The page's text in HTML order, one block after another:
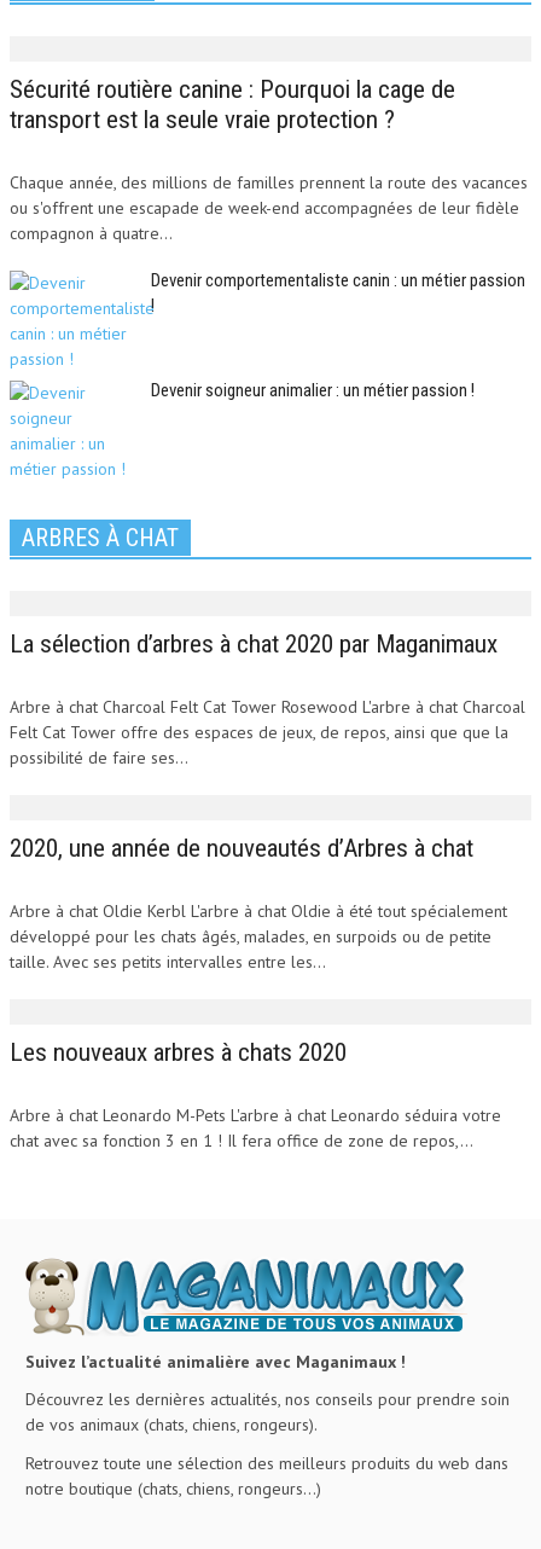
Sécurité routière canine : Pourquoi la cage de
transport est la seule vraie protection ?
Chaque année, des millions de familles prennent la route des vacances
ou s'offrent une escapade de week-end accompagnées de leur fidèle
compagnon à quatre...
Devenir comportementaliste canin : un métier passion
!
Devenir soigneur animalier : un métier passion !
ARBRES À CHAT
La sélection d’arbres à chat 2020 par Maganimaux
Arbre à chat Charcoal Felt Cat Tower Rosewood L'arbre à chat Charcoal
Felt Cat Tower offre des espaces de jeux, de repos, ainsi que que la
possibilité de faire ses...
2020, une année de nouveautés d’Arbres à chat
Arbre à chat Oldie Kerbl L'arbre à chat Oldie à été tout spécialement
développé pour les chats âgés, malades, en surpoids ou de petite
taille. Avec ses petits intervalles entre les...
Les nouveaux arbres à chats 2020
Arbre à chat Leonardo M-Pets L'arbre à chat Leonardo séduira votre
chat avec sa fonction 3 en 1 ! Il fera office de zone de repos,...
Suivez l’actualité animalière avec Maganimaux !
Découvrez les dernières actualités, nos conseils pour prendre soin
de vos animaux (chats, chiens, rongeurs).
Retrouvez toute une sélection des meilleurs produits du web dans
notre boutique (chats, chiens, rongeurs…)